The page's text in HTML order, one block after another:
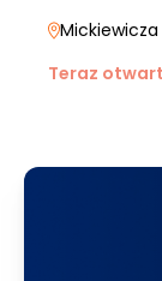
Mickiewicza
Teraz